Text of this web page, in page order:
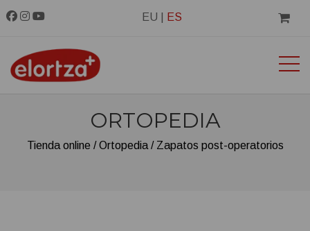
EU ES
ORTOPEDIA
Tienda online Ortopedia Zapatos post-operatorios